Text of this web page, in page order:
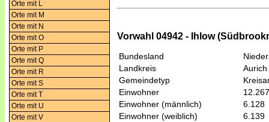
Orte mit L
Orte mit M
Orte mit N
Orte mit O
Orte mit P
Orte mit Q
Orte mit R
Orte mit S
Orte mit T
Orte mit U
Orte mit V
Vorwahl 04942 - Ihlow
Bundesland
Landkreis
Aurich
Gemeindetyp
Einwohner
12.267
Einwohner (männlich)
6.128
Einwohner (weiblich)
6.139